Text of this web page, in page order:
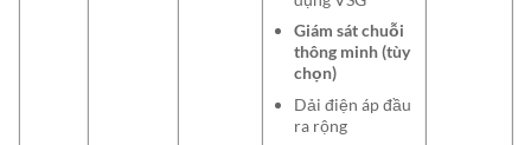
Giám sát chuỗi
thông minh (tùy
chọn)
Dải điện áp đầu
ra rộng